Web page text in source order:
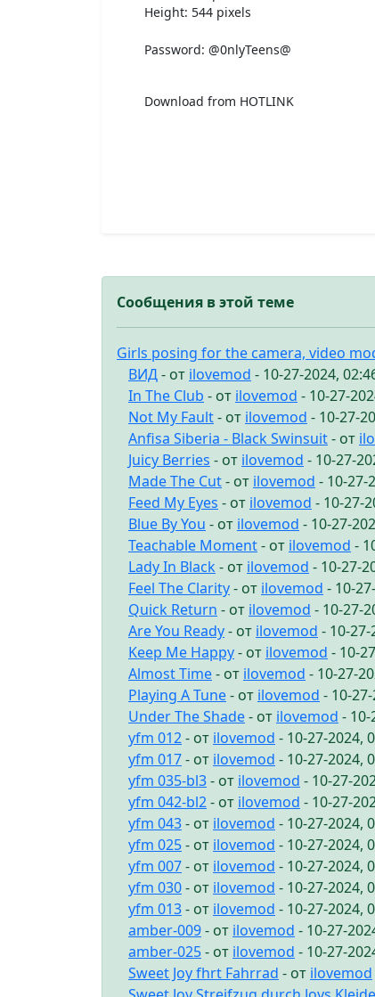
Height: 544 pixels
Password: @0nlyTeens@
Download from HOTLINK
Сообщения в этой теме
Girls posing for the camera, video
ВИД- от ilovemod - 10-27-2024,
In The Club - от ilovemod - 10-27-
Not My Fault- от ilovemod - 10-27-
Anfisa Siberia - Black Swinsuit- от
Juicy Berries - от ilovemod - 10-27-
Made The Cut- от ilovemod - 10-27-
Feed My Eyes - от ilovemod - 10-27-
Blue By You - от ilovemod - 10-27-
Teachable Moment- от ilovemod -
Lady In Black - от ilovemod - 10-27-
Feel The Clarity- от ilovemod - 10-
Quick Return - от ilovemod - 10-27-
Are You Ready- от ilovemod - 10-27-
Keep Me Happy- от ilovemod - 10-
Almost Time- от ilovemod - 10-27-
Playing A Tune- от ilovemod - 10-
Under The Shade- от ilovemod - 10-
yfm 012- от ilovemod - 10-27-2024,
yfm 017- от ilovemod - 10-27-2024,
yfm 035-bl3- от ilovemod - 10-27-
yfm 042-bl2- от ilovemod - 10-27-
yfm 043- от ilovemod - 10-27-2024,
yfm 025- от ilovemod - 10-27-2024,
yfm 007- от ilovemod - 10-27-2024,
yfm 030- от ilovemod - 10-27-2024,
yfm 013- от ilovemod - 10-27-2024,
amber-009- от ilovemod - 10-27-
amber-025- от ilovemod - 10-27-
Sweet Joy fhrt Fahrrad - от ilovemod